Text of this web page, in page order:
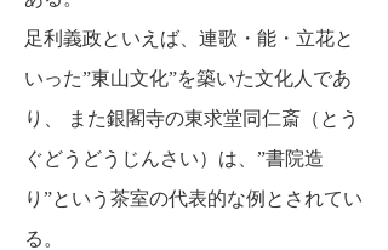
足利義政といえば、連歌・能・立花と
いった”東山文化”を築いた文化人であ
り、
また銀閣寺の東求堂同仁斎（とう
ぐどうどうじんさい）は、”書院造
り”という茶室の代表的な例とされてい
る。